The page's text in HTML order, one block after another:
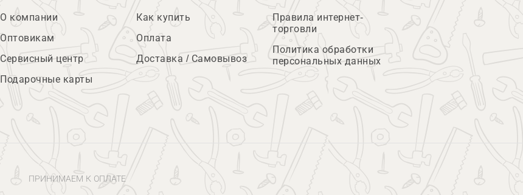
О компании
Оптовикам
Сервисный центр
Подарочные карты
Как купить
Оплата
Доставка / Самовывоз
Правила интернет-
торговли
Политика обработки
персональных данных
ПРИНИМАЕМ К ОПЛАТЕ